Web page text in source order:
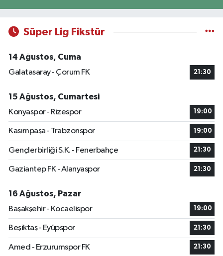
Süper Lig Fikstür
14 Ağustos, Cuma
Galatasaray - Çorum FK
21:30
15 Ağustos, Cumartesi
Konyaspor - Rizespor
19:00
Kasımpaşa - Trabzonspor 19:00
Gençlerbirliği S.K. - Fenerbahçe 21:30
Gaziantep FK - Alanyaspor 21:30
16 Ağustos, Pazar
Başakşehir - Kocaelispor
19:00
Beşiktaş - Eyüpspor 21:30
Amed - Erzurumspor FK 21:30